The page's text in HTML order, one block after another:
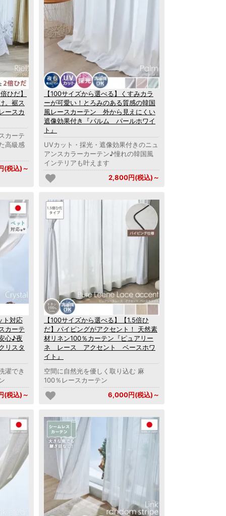
ひだ】
。裾ス
ースカ
カーテ
高級感
(税込)～
【100サイズから選べる】くすみカラ
ーが可愛い！とろみのある質感の韓国
風レースカーテン 外から見えにくい
遮像効果付き『パルム パールホワイ
ト』
UVカット・採光・遮像効果付きのニュ
アンスカラーカーテン♪憧れの韓国風
インテリアも叶えます
2,800円(税込)～
ト対応
カーテ
心♪夜
リスタ
濯でき
(税込)～
【100サイズから選べる】【1.5倍ひ
だ】パイピングがアクセント！ 天然素
材リネン100％カーテン『ピュアリー
ネ レース アクセント ベースホワ
イト』
空間に自然光を優しく取り込む 麻
100％レースカーテン
6,000円(税込)～